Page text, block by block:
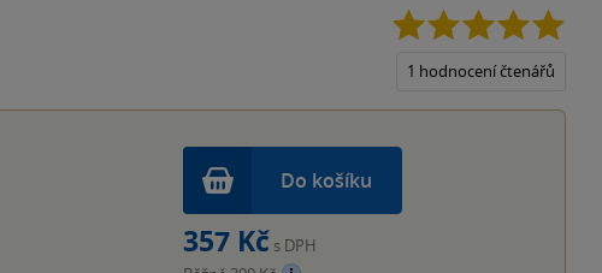
1 hodnocení čtenářů
Do košíku
357 Kč s DPH